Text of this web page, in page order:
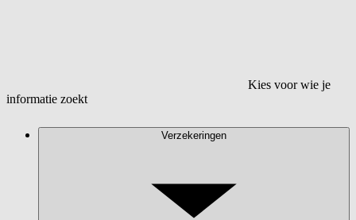
Kies voor wie je
informatie zoekt
Verzekeringen